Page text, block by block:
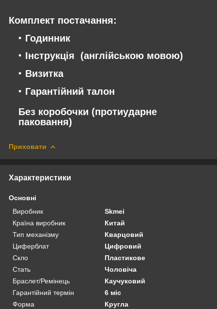
Комплект постачання:
Годинник
Інструкція (англійською мовою)
Визитка
Гарантійний талон
Без коробочки (протиударне
паковання)
Приховати
Характеристики
Основні
Виробник
Skmei
Країна виробник
Китай
Тип механізму
Кварцовий
Циферблат
Цифровий
Скло
Пластикове
Стать
Чоловіча
Браслет/Ремінець
Каучуковий
Гарантійний термін
6 міс
Форма
Кругла